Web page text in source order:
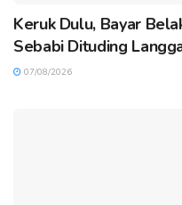
Keruk Dulu, Bayar
Sebabi Dituding
07/08/2026